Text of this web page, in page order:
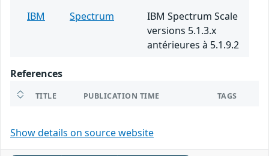
IBM
Spectrum
IBM Spectrum Scale
versions 5.1.3.x
antérieures à 5.1.9.2
References
TITLE PUBLICATION TIME TAGS
Show details on source website